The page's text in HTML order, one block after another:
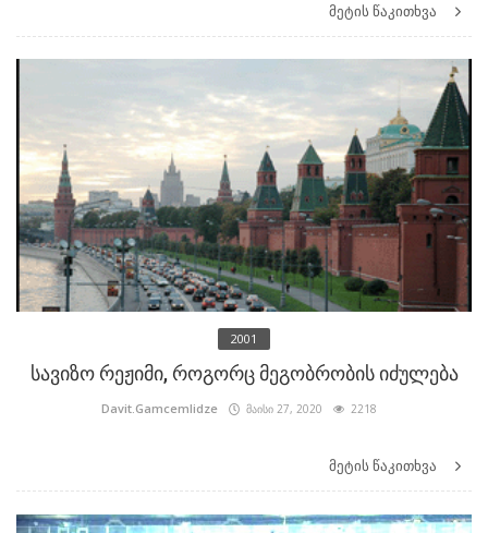
მეტის წაკითხვა
2001
სავიზო რეჟიმი, როგორც მეგობრობის იძულება
Davit.Gamcemlidze მაისი 27, 2020 2218
მეტის წაკითხვა